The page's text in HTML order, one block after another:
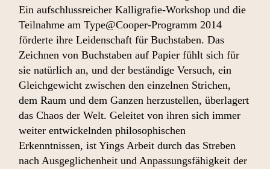
Ein aufschlussreicher Kalligrafie-Workshop und die
Teilnahme am Type@Cooper-Programm 2014
förderte ihre Leidenschaft für Buchstaben. Das
Zeichnen von Buchstaben auf Papier fühlt sich für
sie natürlich an, und der beständige Versuch, ein
Gleichgewicht zwischen den einzelnen Strichen,
dem Raum und dem Ganzen herzustellen, überlagert
das Chaos der Welt. Geleitet von ihren sich immer
weiter entwickelnden philosophischen
Erkenntnissen, ist Yings Arbeit durch das Streben
nach Ausgeglichenheit und Anpassungsfähigkeit der